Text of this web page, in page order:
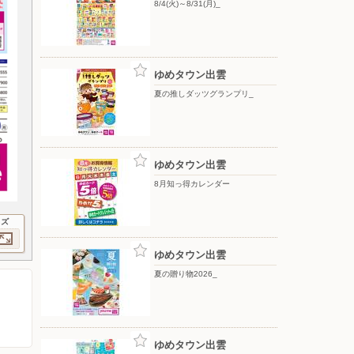
8/4(火)～8/31(月)_
ゆめタウン出雲
夏の推しダッツグランプリ_
ゆめタウン出雲
8月知っ得カレンダー
ゆめタウン出雲
夏の贈り物2026_
ゆめタウン出雲